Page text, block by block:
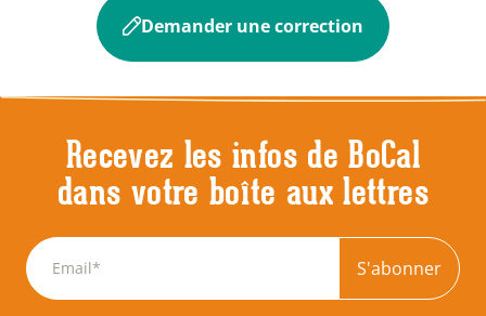
Demander une correction
Recevez les infos de BoCal
dans votre boîte aux lettres
S'abonner